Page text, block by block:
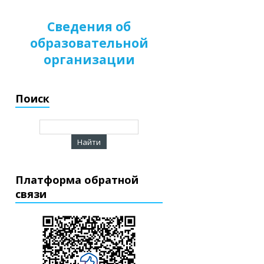
Сведения об
образовательной
организации
Поиск
Платформа обратной
связи